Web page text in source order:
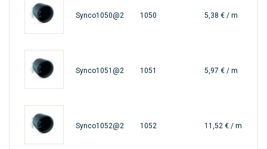
Synco1050@2 1050 5,38 € / m
Synco1051@2 1051 5,97 € / m
Synco1052@2 1052 11,52 € / m